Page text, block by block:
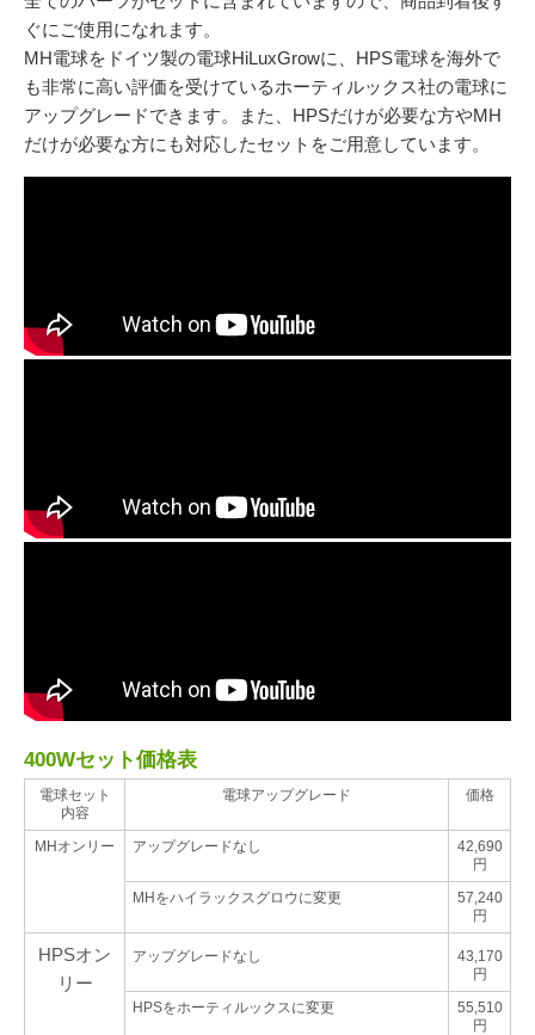
ぐにご使用になれます。
MH電球をドイツ製の電球HiLuxGrowに、HPS電球を海外で
も非常に高い評価を受けているホーティルックス社の電球に
アップグレードできます。また、HPSだけが必要な方やMH
だけが必要な方にも対応したセットをご用意しています。
400Wセット価格表
電球セット
内容
電球アップグレード 価格
MHオンリー アップグレードなし
42,690
円
MHをハイラックスグロウに変更
57,240
円
HPSオン
リー
アップグレードなし
43,170
円
HPSをホーティルックスに変更
55,510
円